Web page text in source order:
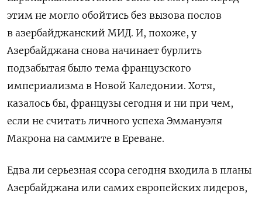
этим не могло обойтись без вызова послов
в азербайджанский МИД. И, похоже, у
Азербайджана снова начинает бурлить
подзабытая было тема французского
империализма в Новой Каледонии. Хотя,
казалось бы, французы сегодня и ни при чем,
если не считать личного успеха Эммануэля
Макрона на саммите в Ереване.
Едва ли серьезная ссора сегодня входила в планы
Азербайджана или самих европейских лидеров,